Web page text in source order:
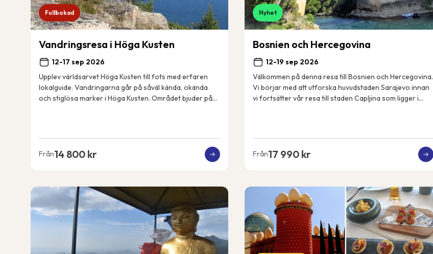
Fullbokad
Vandringsresa i Höga Kusten
12-17 sep 2026
Upplev världsarvet Höga Kusten till fots med erfaren
lokalguide. Vandringarna går på såväl kända, okända
och stiglösa marker i Höga Kusten. Området bjuder på
Från14 800 kr
Nyhet
Bosnien och Hercegovina
12-19 sep 2026
Välkommen på denna resa till Bosnien och Hercegovina.
Vi börjar med att utforska huvudstaden Sarajevo innan
vi fortsätter vår resa till staden Capljina som ligger i
Från17 990 kr